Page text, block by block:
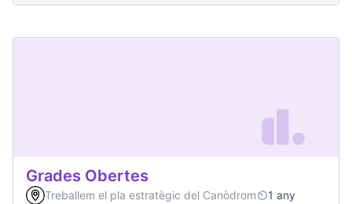
Grades Obertes
Treballem el pla estratègic del Canòdrom
1 any